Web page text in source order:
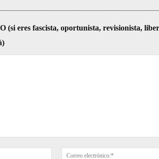
eres fascista, oportunista, revisionista,
Nombre:*